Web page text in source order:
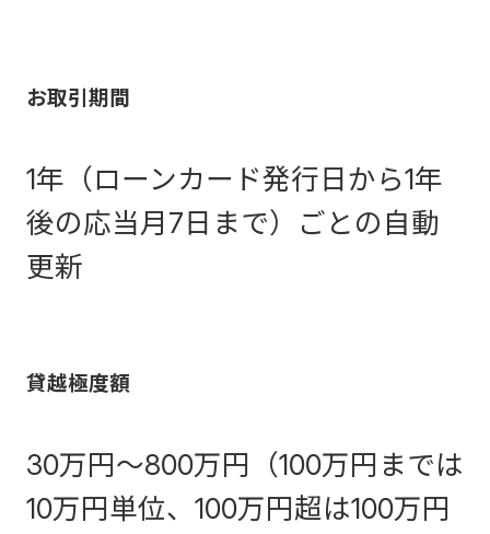
お取引期間
1年（ローンカード発行日から1年
後の応当月7日まで）ごとの自動
更新
貸越極度額
30万円～800万円（100万円までは
10万円単位、100万円超は100万円